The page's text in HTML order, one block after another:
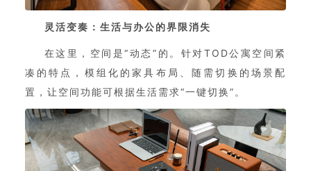
灵活变奏：生活与办公的界限消失
在这里，空间是“动态”的。针对TOD公寓空间紧
凑的特点，模组化的家具布局、随需切换的场景配
置，让空间功能可根据生活需求“一键切换”。